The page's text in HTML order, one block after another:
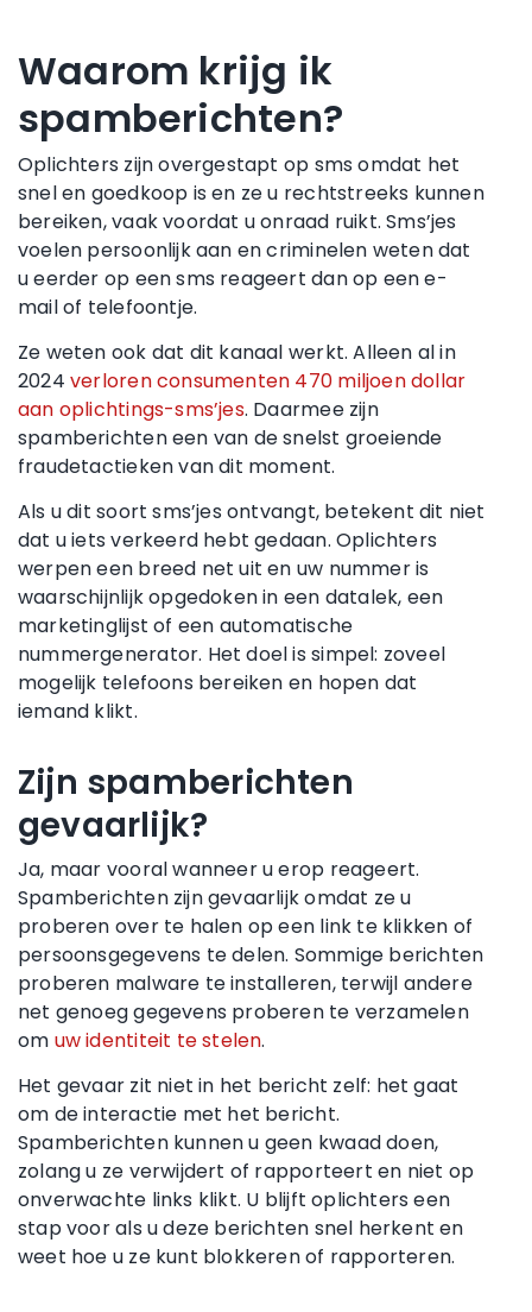
Waarom krijg ik
spamberichten?
Oplichters zijn overgestapt op sms omdat het
snel en goedkoop is en ze u rechtstreeks kunnen
bereiken, vaak voordat u onraad ruikt. Sms’jes
voelen persoonlijk aan en criminelen weten dat
u eerder op een sms reageert dan op een e-
mail of telefoontje.
Ze weten ook dat dit kanaal werkt. Alleen al in
2024verloren consumenten 470 miljoen dollar
aan oplichtings-sms’jes. Daarmee zijn
spamberichten een van de snelst groeiende
fraudetactieken van dit moment.
Als u dit soort sms’jes ontvangt, betekent dit niet
dat u iets verkeerd hebt gedaan. Oplichters
werpen een breed net uit en uw nummer is
waarschijnlijk opgedoken in een datalek, een
marketinglijst of een automatische
nummergenerator. Het doel is simpel: zoveel
mogelijk telefoons bereiken en hopen dat
iemand klikt.
Zijn spamberichten
gevaarlijk?
Ja, maar vooral wanneer u erop reageert.
Spamberichten zijn gevaarlijk omdat ze u
proberen over te halen op een link te klikken of
persoonsgegevens te delen. Sommige berichten
proberen malware te installeren, terwijl andere
net genoeg gegevens proberen te verzamelen
om uw identiteit te stelen.
Het gevaar zit niet in het bericht zelf: het gaat
om de interactie met het bericht.
Spamberichten kunnen u geen kwaad doen,
zolang u ze verwijdert of rapporteert en niet op
onverwachte links klikt. U blijft oplichters een
stap voor als u deze berichten snel herkent en
weet hoe u ze kunt blokkeren of rapporteren.